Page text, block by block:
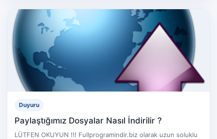
Duyuru
Paylaştığımız Dosyalar Nasıl İndirilir ?
LÜTFEN OKUYUN !!! Fullprogramindir.biz olarak uzun soluklu